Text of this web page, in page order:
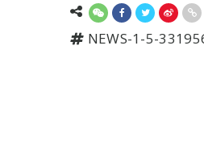
NEWS-1-5-